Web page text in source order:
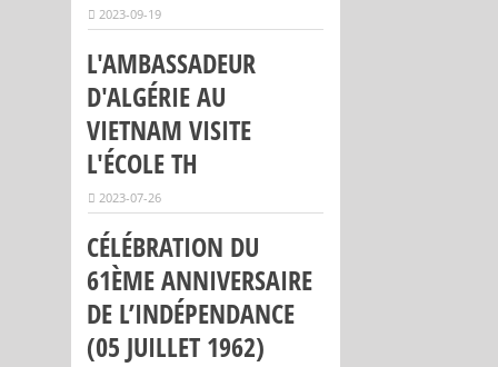
2023-09-19
L'AMBASSADEUR
D'ALGÉRIE AU
VIETNAM VISITE
L'ÉCOLE TH
2023-07-26
CÉLÉBRATION DU
61ÈME ANNIVERSAIRE
DE L’INDÉPENDANCE
(05 JUILLET 1962)